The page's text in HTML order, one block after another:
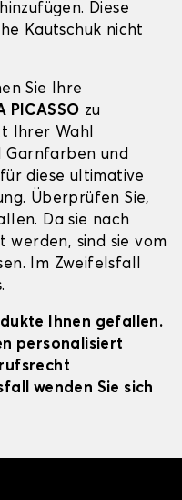
Diese
Kautschuk nicht
Sie Ihre
PICASSO zu
Ihrer Wahl
Garnfarben und
diese ultimative
Überprüfen Sie,
Da sie nach
werden, sind sie vom
Im Zweifelsfall
Ihnen gefallen.
personalisiert
wenden Sie sich